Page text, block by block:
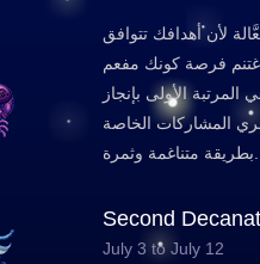
لأن أهدافك تتوافق
فرصة كونك مفعم
الأولى بإنجاز
المشاركات الخاصة
Second
July 3 to July 12